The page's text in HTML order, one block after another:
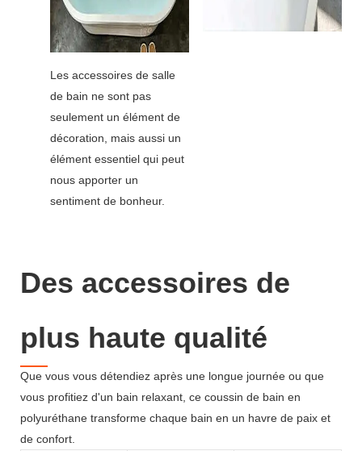
Les accessoires de salle
de bain ne sont pas
seulement un élément de
décoration, mais aussi un
élément essentiel qui peut
nous apporter un
sentiment de bonheur.
Des accessoires de
plus haute qualité
Que vous vous détendiez après une longue journée ou que
vous profitiez d'un bain relaxant, ce coussin de bain en
polyuréthane transforme chaque bain en un havre de paix et
de confort.